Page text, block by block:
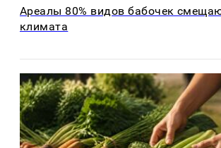
Ареалы 80% видов бабочек
климата